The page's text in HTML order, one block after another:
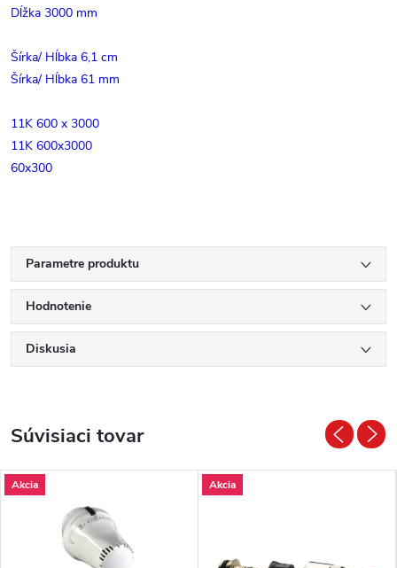
Dĺžka 3000 mm
Šírka/ Hĺbka 6,1 cm
Šírka/ Hĺbka 61 mm
11K 600 x 3000
11K 600x3000
60x300
Parametre produktu
Hodnotenie
Diskusia
Súvisiaci tovar
Akcia Akcia